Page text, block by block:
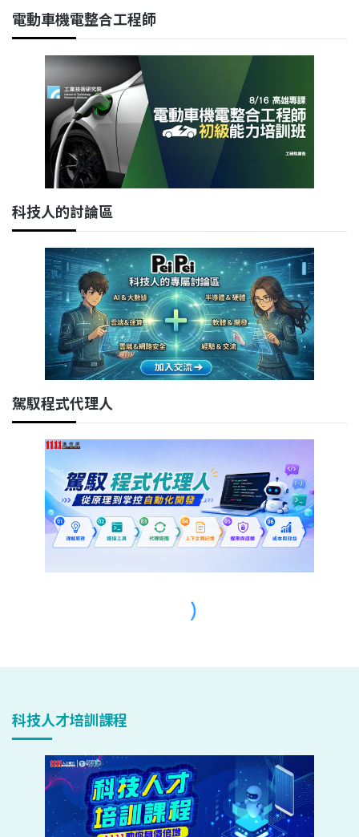
科技人才培訓課程